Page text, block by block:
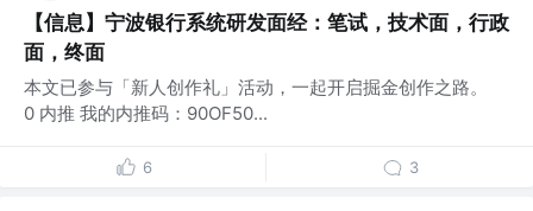
【信息】宁波银行系统研发面经：笔试，技术面，行政
面，终面
本文已参与「新人创作礼」活动，一起开启掘金创作之路。
0 内推 我的内推码：90OF50...
6 3